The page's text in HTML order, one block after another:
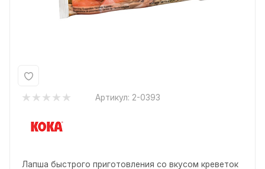
Артикул: 2-0393
Лапша быстрого приготовления со вкусом креветок